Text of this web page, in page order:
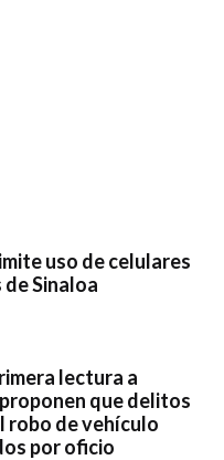
uso de celulares
de Sinaloa
lectura a
que delitos
robo de vehículo
por oficio